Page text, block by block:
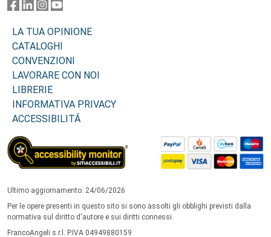
LA TUA OPINIONE
CATALOGHI
CONVENZIONI
LAVORARE CON NOI
LIBRERIE
INFORMATIVA PRIVACY
ACCESSIBILITÁ
Ultimo aggiornamento: 24/06/2026
Per le opere presenti in questo sito si sono assolti gli obblighi previsti dalla
normativa sul diritto d'autore e sui diritti connessi.
FrancoAngeli s.r.l. P.IVA 04949880159